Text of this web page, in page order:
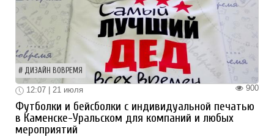
ДИЗАЙН ВОВРЕМЯ
900
12:07 | 21 июля
Футболки и бейсболки с индивидуальной печатью
в Каменске-Уральском для компаний и любых
мероприятий